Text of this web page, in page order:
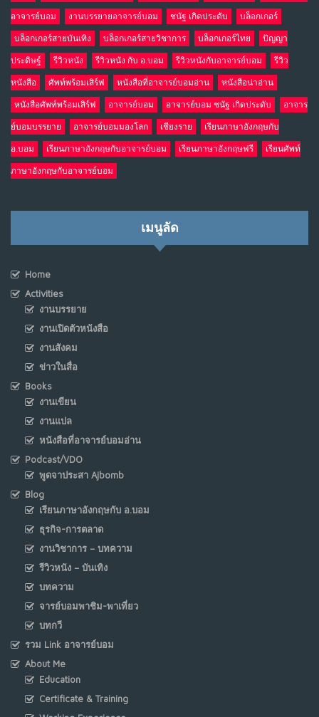
อาจารย์บอม งานบรรยายอาจารย์บอม ชนัฐ เกิดประดับ บล็อกเกอร์
บล็อกเกอร์สายบันเทิง บล็อกเกอร์สายวิชาการ บล็อกเกอร์ไทย ปัญญา
ประดิษฐ์ รีวิวหนัง รีวิวหนัง กับ อ.บอม รีวิวหนังกับอาจารย์บอม รีวิว
หนังสือ ศัพท์พร้อมเสิร์ฟ หนังสือที่อาจารย์บอมอ่าน หนังสือน่าอ่าน
หนังสือศัพท์พร้อมเสิร์ฟ อาจารย์บอม อาจารย์บอม ชนัฐ เกิดประดับ อาจาร
ย์บอมบรรยาย อาจารย์บอมมองโลก เชียงราย เรียนภาษาอังกฤษกับ
อ.บอม เรียนภาษาอังกฤษกับอาจารย์บอม เรียนภาษาอังกฤษฟรี เรียนศัพท์
ภาษาอังกฤษกับอาจารย์บอม
เมนูลัด
Home
Activities
งานบรรยาย
งานเปิดตัวหนังสือ
งานสังคม
ข่าวในสื่อ
Books
งานเขียน
งานแปล
หนังสือที่อาจารย์บอมอ่าน
Podcast/VDO
พูดจาประสา Ajbomb
Blog
เรียนภาษาอังกฤษกับ อ.บอม
ธุรกิจ-การตลาด
งานวิชาการ – บทความ
รีวิวหนัง – บันเทิง
บทความ
จารย์บอมพาชิม-พาเที่ยว
บทกวี
รวม Link อาจารย์บอม
About Me
Education
Certificate & Training